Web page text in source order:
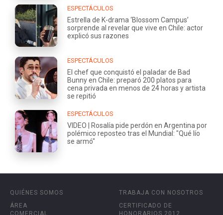
ESPECTÁCULOS
Estrella de K-drama ‘Blossom Campus’
sorprende al revelar que vive en Chile: actor
explicó sus razones
ESPECTÁCULOS
El chef que conquistó el paladar de Bad
Bunny en Chile: preparó 200 platos para
cena privada en menos de 24 horas y artista
se repitió
ESPECTÁCULOS
VIDEO | Rosalía pide perdón en Argentina por
polémico reposteo tras el Mundial: "Qué lío
se armó"
QUIÉNES SOMOS
ÁREA
COMERCIAL
TRABAJA CON NOSOTROS
CERTIFICADO DE
HONORARIOS 2012